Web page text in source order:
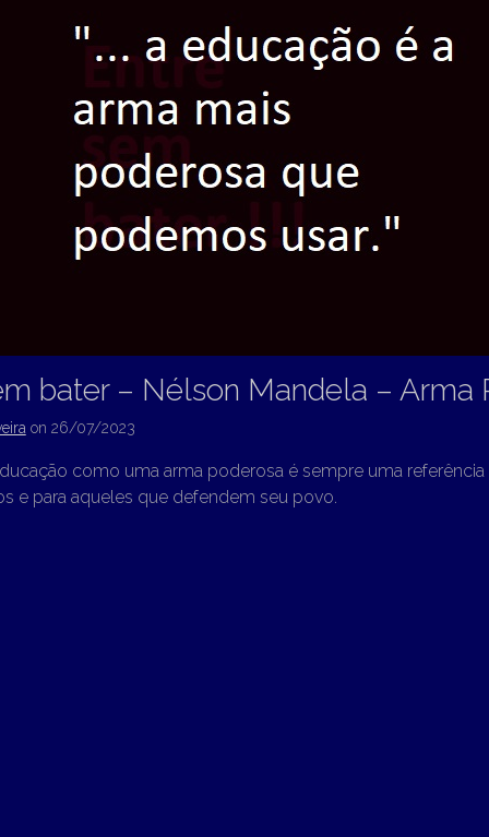
bater – Nélson Mandela – Arma
on 26/07/2023
como uma arma poderosa é sempre uma referência
e para aqueles que defendem seu povo.